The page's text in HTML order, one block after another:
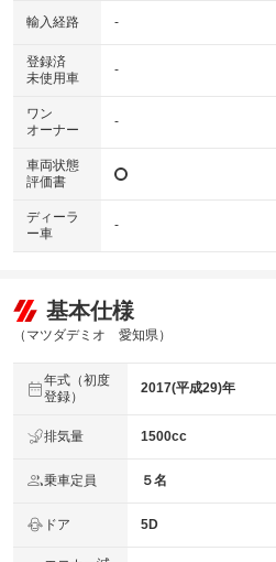
輸入経路 -
登録済
未使用車
-
ワン
オーナー
-
車両状態
評価書
ディーラ
ー車
-
基本仕様
（マツダデミオ 愛知県）
年式（初度
登録）
2017(平成29)年
排気量 1500cc
乗車定員 ５名
ドア 5D